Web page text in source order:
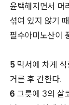
윤택해지면서 머
섞여 있지 않기
필수아미노산이
5믹서에 차게 식
거른 후 간한다.
6 그릇에 3의 살